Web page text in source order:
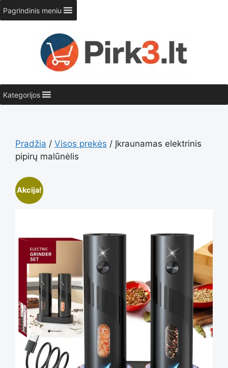
Pereiti
prie
turinio
Pagrindinis meniu
Kategorijos
Pradžia / Visos prekės / Įkraunamas elektrinis
pipirų malūnėlis
Akcija!